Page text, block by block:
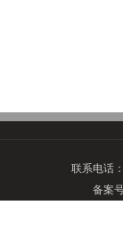
联系电话
备案